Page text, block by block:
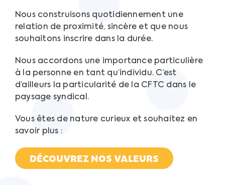
Nous construisons quotidiennement une
relation de proximité, sincère et que nous
souhaitons inscrire dans la durée.
Nous accordons une importance particulière
à la personne en tant qu’individu. C’est
d’ailleurs la particularité de la CFTC dans le
paysage syndical.
Vous êtes de nature curieux et souhaitez en
savoir plus :
DÉCOUVREZ NOS VALEURS